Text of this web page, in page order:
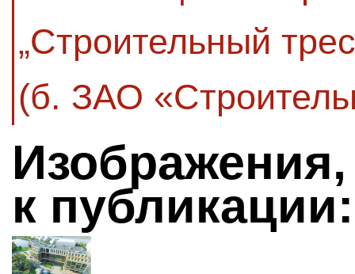
„Строительный
(б. ЗАО
к публикации: